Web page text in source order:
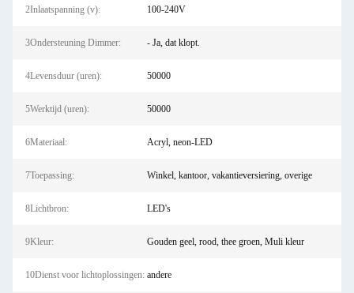
2Inlaatspanning (v): 100-240V
3Ondersteuning Dimmer: - Ja, dat klopt.
4Levensduur (uren): 50000
5Werktijd (uren): 50000
6Materiaal: Acryl, neon-LED
7Toepassing: Winkel, kantoor, vakantieversiering, overige
8Lichtbron: LED's
9Kleur: Gouden geel, rood, thee groen, Muli kleur
10Dienst voor lichtoplossingen: andere